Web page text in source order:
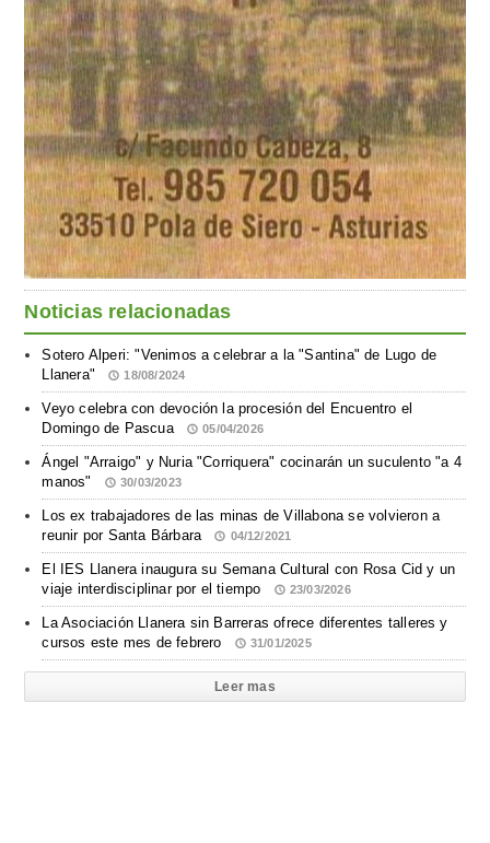
Noticias relacionadas
Sotero Alperi: "Venimos a celebrar a la "Santina" de Lugo de
Llanera"
18/08/2024
Veyo celebra con devoción la procesión del Encuentro el
Domingo de Pascua
05/04/2026
Ángel "Arraigo" y Nuria "Corriquera" cocinarán un suculento "a 4
manos"
30/03/2023
Los ex trabajadores de las minas de Villabona se volvieron a
reunir por Santa Bárbara
04/12/2021
El IES Llanera inaugura su Semana Cultural con Rosa Cid y un
viaje interdisciplinar por el tiempo
23/03/2026
La Asociación Llanera sin Barreras ofrece diferentes talleres y
cursos este mes de febrero
31/01/2025
Leer mas